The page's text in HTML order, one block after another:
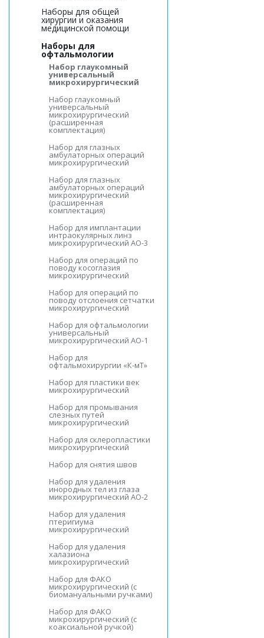
Наборы для общей
хирургии и оказания
медицинской помощи
Наборы для
офтальмологии
Набор глаукомный
универсальный
микрохирургический
Набор глаукомный
универсальный
микрохирургический
(расширенная
комплектация)
Набор для глазных
амбулаторных операций
микрохирургический
Набор для глазных
амбулаторных операций
микрохирургический
(расширенная
комплектация)
Набор для имплантации
интраокулярных линз
микрохирургический АО-3
Набор для операций по
поводу косоглазия
микрохирургический
Набор для операций по
поводу отслоения сетчатки
микрохирургический
Набор для офтальмологии
универсальный
микрохирургический АО-1
Набор для
офтальмохирургии «К-мТ»
Набор для пластики век
микрохирургический
Набор для промывания
слезных путей
микрохирургический
Набор для склеропластики
микрохирургический
Набор для снятия швов
Набор для удаления
инородных тел из глаза
микрохирургический АО-2
Набор для удаления
птеригиума
микрохирургический
Набор для удаления
халазиона
микрохирургический
Набор для ФАКО
микрохирургический (с
биомануальными ручками)
Набор для ФАКО
микрохирургический (с
коаксиальной ручкой)